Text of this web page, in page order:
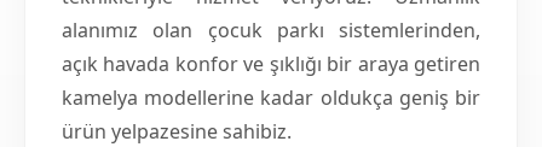
alanımız olan çocuk parkı sistemlerinden,
açık havada konfor ve şıklığı bir araya getiren
kamelya modellerine kadar oldukça geniş bir
ürün yelpazesine sahibiz.